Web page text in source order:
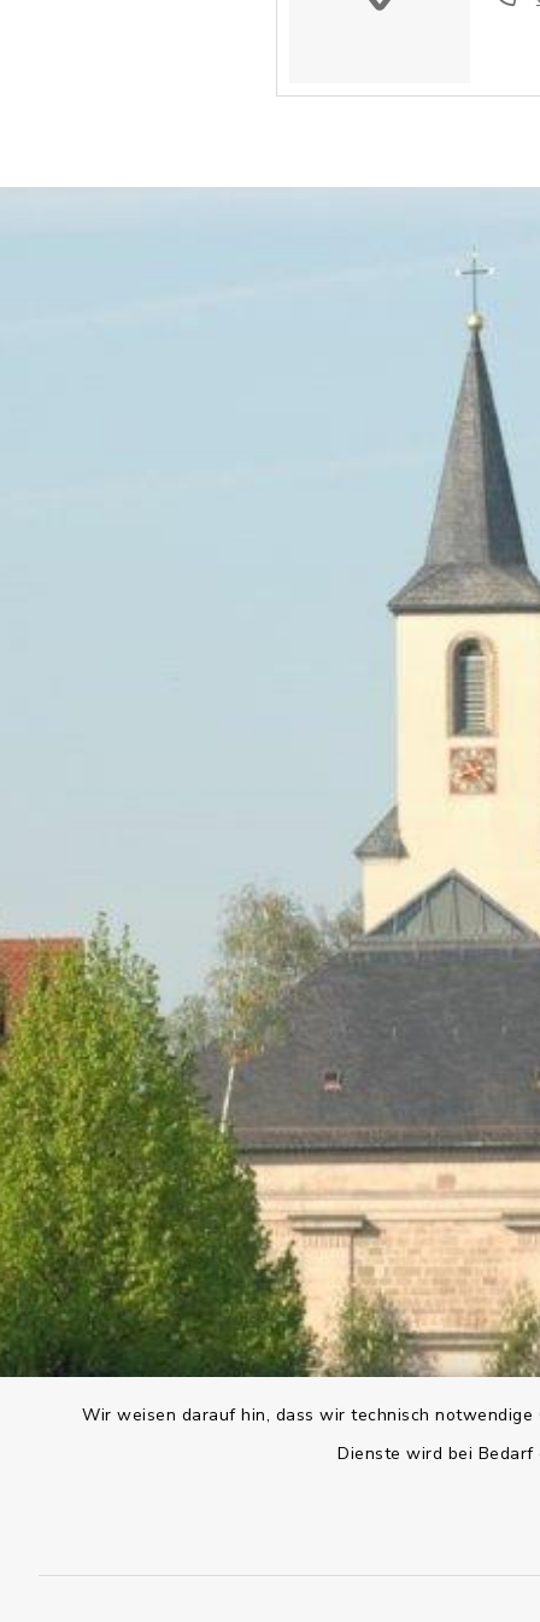
Wir weisen darauf hin, dass wir technisch
Dienste wird bei